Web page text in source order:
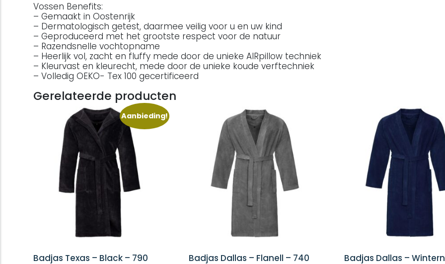
Vossen Benefits:
– Gemaakt in Oostenrijk
– Dermatologisch getest, daarmee veilig voor u en uw kind
– Geproduceerd met het grootste respect voor de natuur
– Razendsnelle vochtopname
– Heerlijk vol, zacht en fluffy mede door de unieke AIRpillow techniek
– Kleurvast en kleurecht, mede door de unieke koude verftechniek
– Volledig OEKO- Tex 100 gecertificeerd
Gerelateerde producten
Aanbieding!
Badjas Texas – Black – 790 Badjas Dallas – Flanell – 740
Badjas Dallas –